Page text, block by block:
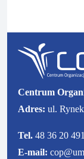
Centrum
Adres: ul.
Tel. 48 36 20
E-mail: